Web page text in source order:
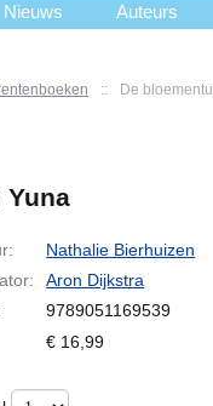
:: De
Yuna
Nathalie Bierhuizen
Aron Dijkstra
9789051169539
€ 16,99
Nieuws Auteurs